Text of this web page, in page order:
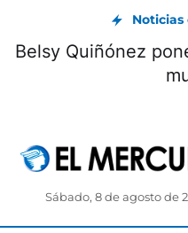
Belsy Quiñónez
Sábado, 8 de agosto de